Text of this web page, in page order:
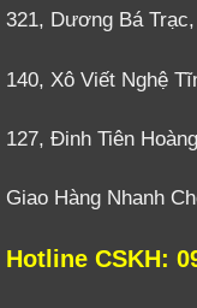
321, Dương Bá
140, Xô Viết Nghệ
127, Đinh Tiên
Giao Hàng Nhanh
Hotline CSKH: